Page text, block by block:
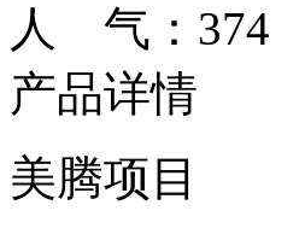
人 气： 374
产品详情
美腾项目